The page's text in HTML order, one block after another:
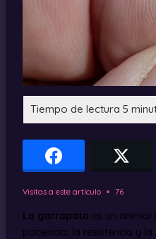
Visitas a este artículo 76
La garrapata es un animal
paciencia, la resistencia y